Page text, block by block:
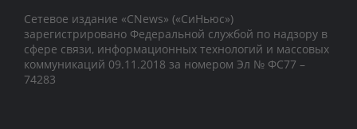
Сетевое издание «CNews» («СиНьюс»)
зарегистрировано Федеральной службой по надзору в
сфере связи, информационных технологий и массовых
коммуникаций 09.11.2018 за номером Эл № ФС77 –
74283